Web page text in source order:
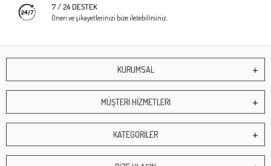
7 / 24 DESTEK
Öneri ve şikayetlerinizi bize iletebilirsiniz.
KURUMSAL
MÜŞTERİ HİZMETLERİ
KATEGORİLER